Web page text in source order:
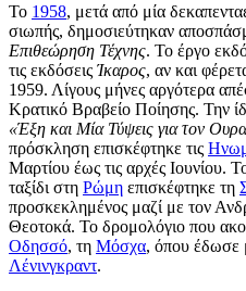
Το 1958, μετά από μία
σιωπής, δημοσιεύτηκαν
Επιθεώρηση Τέχνης. Το έργο
τις εκδόσεις Ίκαρος, αν και
1959. Λίγους μήνες αργότερα
Κρατικό Βραβείο Ποίησης. Την
«Έξη και Μία Τύψεις για τον
πρόσκληση επισκέφτηκε τις
Μαρτίου έως τις αρχές Ιουνίου.
ταξίδι στη Ρώμη επισκέφτηκε τη
προσκεκλημένος μαζί με τον
Θεοτοκά. Το δρομολόγιο που
Οδησσό, τη Μόσχα, όπου έδωσε
Λένινγκραντ.